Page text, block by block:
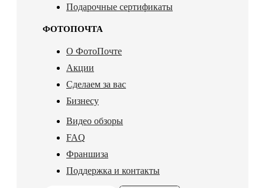
Подарочные сертификаты
ФОТОПОЧТА
О ФотоПочте
Акции
Сделаем за вас
Бизнесу
Видео обзоры
FAQ
Франшиза
Поддержка и контакты